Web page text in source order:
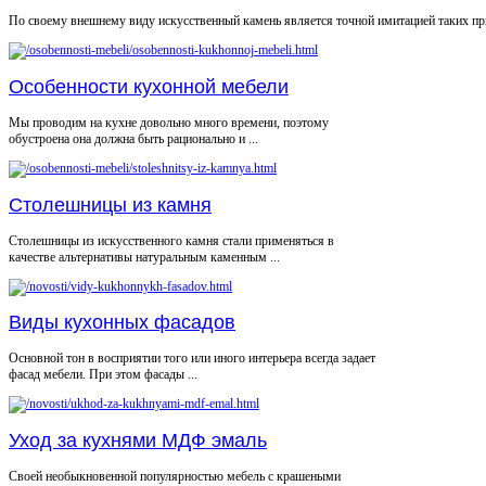
По своему внешнему виду искусственный камень является точной имитацией таких
Особенности кухонной мебели
Мы проводим на кухне довольно много времени, поэтому
обустроена она должна быть рационально и ...
Столешницы из камня
Столешницы из искусственного камня стали применяться в
качестве альтернативы натуральным каменным ...
Виды кухонных фасадов
Основной тон в восприятии того или иного интерьера всегда задает
фасад мебели. При этом фасады ...
Уход за кухнями МДФ эмаль
Своей необыкновенной популярностью мебель с крашеными